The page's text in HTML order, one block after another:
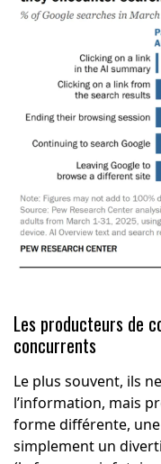
Les producteurs de
concurrents
Le plus souvent, ils
l’information, mais
forme différente,
simplement un